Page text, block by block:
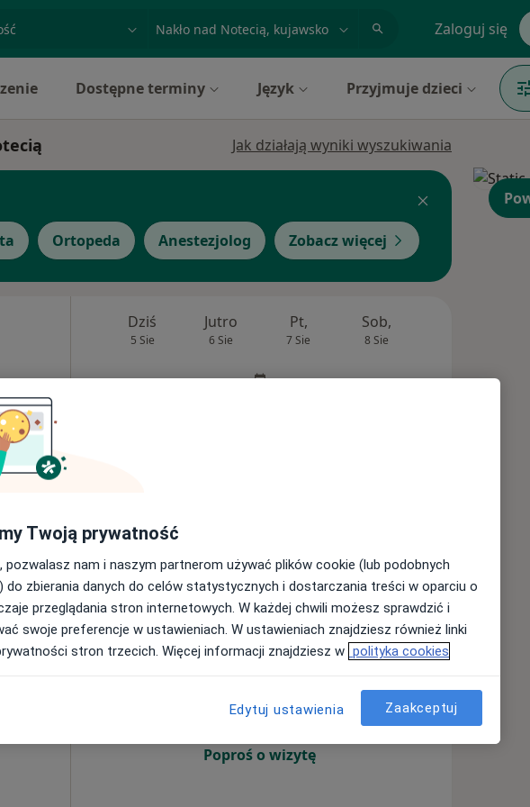
badanie lub nazwisko Zaloguj się
Dostępne terminy Język Przyjmuje dzieci
Jak działają wyniki wyszukiwania
Ortopeda Anestezjolog Zobacz więcej
300 zł
Dziś
5 Sie
Jutro
6 Sie
Pt,
7 Sie
Sob,
8 Sie
Dziś Jutro Pt,
7 Sie
Sob,
8 Sie
Ndz,
9 Sie
Umawianie online nie jest dostępne
Poproś o wizytę
Twoją prywatność
pozwalasz nam i naszym partnerom używać plików cookie (lub podobnych
do zbierania danych do celów statystycznych i dostarczania treści w oparciu o
przeglądania stron internetowych. W każdej chwili możesz sprawdzić i
swoje preferencje w ustawieniach. W ustawieniach znajdziesz również linki
stron trzecich. Więcej informacji znajdziesz w polityka cookies
Edytuj ustawienia Zaakceptuj